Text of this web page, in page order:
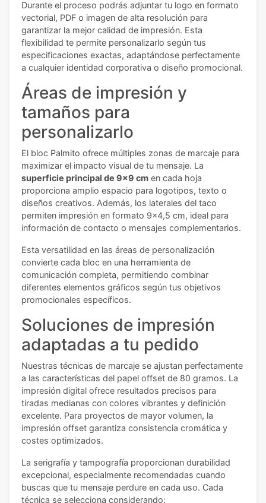
Durante el proceso podrás adjuntar tu logo en formato
vectorial, PDF o imagen de alta resolución para
garantizar la mejor calidad de impresión. Esta
flexibilidad te permite personalizarlo según tus
especificaciones exactas, adaptándose perfectamente
a cualquier identidad corporativa o diseño promocional.
Áreas de impresión y
tamaños para
personalizarlo
El bloc Palmito ofrece múltiples zonas de marcaje para
maximizar el impacto visual de tu mensaje. La
superficie principal de 9x9 cm en cada hoja
proporciona amplio espacio para logotipos, texto o
diseños creativos. Además, los laterales del taco
permiten impresión en formato 9x4,5 cm, ideal para
información de contacto o mensajes complementarios.
Esta versatilidad en las áreas de personalización
convierte cada bloc en una herramienta de
comunicación completa, permitiendo combinar
diferentes elementos gráficos según tus objetivos
promocionales específicos.
Soluciones de impresión
adaptadas a tu pedido
Nuestras técnicas de marcaje se ajustan perfectamente
a las características del papel offset de 80 gramos. La
impresión digital ofrece resultados precisos para
tiradas medianas con colores vibrantes y definición
excelente. Para proyectos de mayor volumen, la
impresión offset garantiza consistencia cromática y
costes optimizados.
La serigrafía y tampografía proporcionan durabilidad
excepcional, especialmente recomendadas cuando
buscas que tu mensaje perdure en cada uso. Cada
técnica se selecciona considerando: